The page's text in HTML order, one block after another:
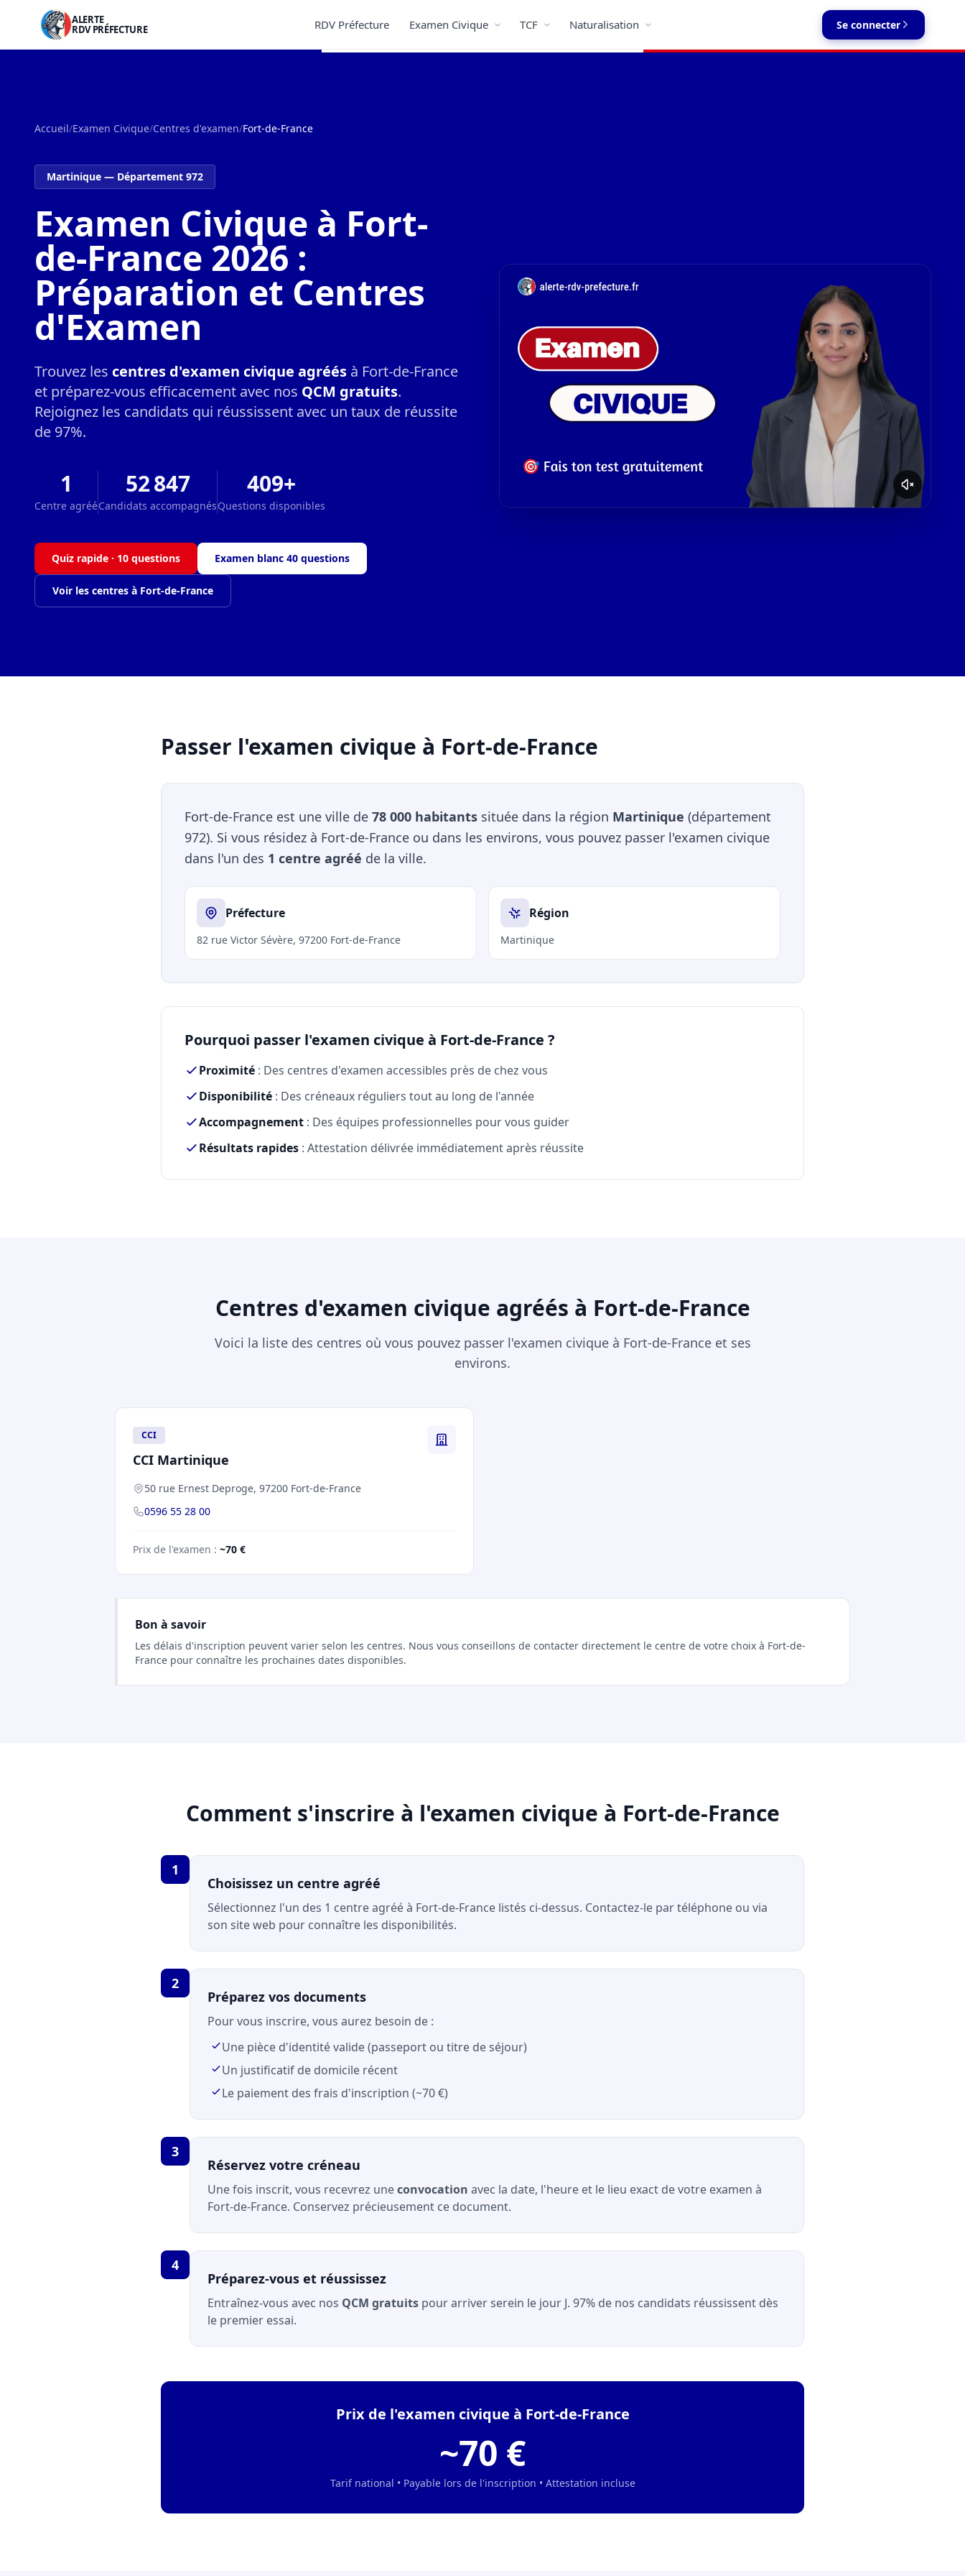
ALERTE
RDV PRÉFECTURE RDV Préfecture Examen Civique TCF Naturalisation Se connecter
Accueil/Examen Civique/Centres d'examen/Fort-de-France
Martinique — Département 972
Examen Civique à Fort-
de-France 2026 :
Préparation et Centres
d'Examen
Trouvez les centres d'examen civique agréés à Fort-de-France
et préparez-vous efficacement avec nos QCM gratuits.
Rejoignez les candidats qui réussissent avec un taux de réussite
de 97%.
1
Centre agréé
52 847
Candidats accompagnés
409+
Questions disponibles
Quiz rapide · 10 questions Examen blanc 40 questions
Voir les centres à Fort-de-France
Passer l'examen civique à Fort-de-France
Fort-de-France est une ville de 78 000 habitants située dans la région Martinique (département
972). Si vous résidez à Fort-de-France ou dans les environs, vous pouvez passer l'examen civique
dans l'un des 1 centre agréé de la ville.
Préfecture
82 rue Victor Sévère, 97200 Fort-de-France
Région
Martinique
Pourquoi passer l'examen civique à Fort-de-France ?
Proximité : Des centres d'examen accessibles près de chez vous
Disponibilité : Des créneaux réguliers tout au long de l'année
Accompagnement : Des équipes professionnelles pour vous guider
Résultats rapides : Attestation délivrée immédiatement après réussite
Centres d'examen civique agréés à Fort-de-France
Voici la liste des centres où vous pouvez passer l'examen civique à Fort-de-France et ses
environs.
CCI
CCI Martinique
50 rue Ernest Deproge, 97200 Fort-de-France
0596 55 28 00
Prix de l'examen : ~70 €
Bon à savoir
Les délais d'inscription peuvent varier selon les centres. Nous vous conseillons de contacter directement le centre de votre choix à Fort-de-
France pour connaître les prochaines dates disponibles.
Comment s'inscrire à l'examen civique à Fort-de-France
1
Choisissez un centre agréé
Sélectionnez l'un des 1 centre agréé à Fort-de-France listés ci-dessus. Contactez-le par téléphone ou via
son site web pour connaître les disponibilités.
2
Préparez vos documents
Pour vous inscrire, vous aurez besoin de :
Une pièce d'identité valide (passeport ou titre de séjour)
Un justificatif de domicile récent
Le paiement des frais d'inscription (~70 €)
3
Réservez votre créneau
Une fois inscrit, vous recevrez uneconvocation avec la date, l'heure et le lieu exact de votre examen à
Fort-de-France. Conservez précieusement ce document.
4
Préparez-vous et réussissez
Entraînez-vous avec nos QCM gratuits pour arriver serein le jour J. 97% de nos candidats réussissent dès
le premier essai.
Prix de l'examen civique à Fort-de-France
~70 €
Tarif national • Payable lors de l'inscription • Attestation incluse